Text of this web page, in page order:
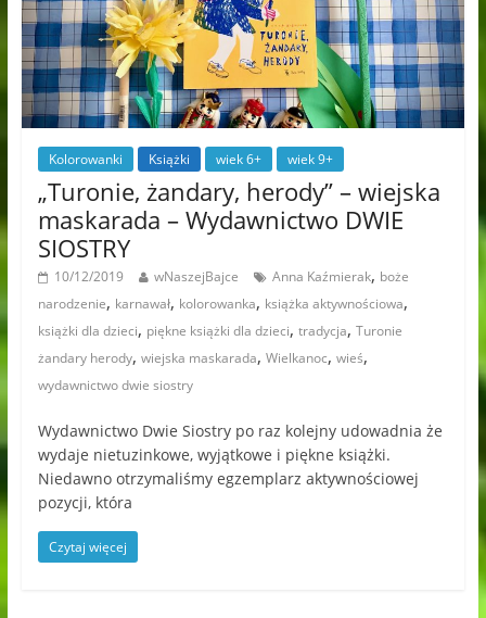
Kolorowanki Książki wiek 6+ wiek 9+
„Turonie, żandary, herody” – wiejska
maskarada – Wydawnictwo DWIE
SIOSTRY
10/12/2019 wNaszejBajce Anna Kaźmierak, boże
narodzenie, karnawał, kolorowanka, książka aktywnościowa,
książki dla dzieci, piękne książki dla dzieci, tradycja, Turonie
żandary herody, wiejska maskarada, Wielkanoc, wieś,
wydawnictwo dwie siostry
Wydawnictwo Dwie Siostry po raz kolejny udowadnia że
wydaje nietuzinkowe, wyjątkowe i piękne książki.
Niedawno otrzymaliśmy egzemplarz aktywnościowej
pozycji, która
Czytaj więcej